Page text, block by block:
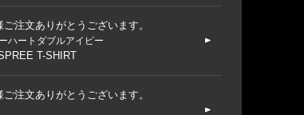
注文ありがとうございます。
ハートダブルアイピー
T-SHIRT
注文ありがとうございます。